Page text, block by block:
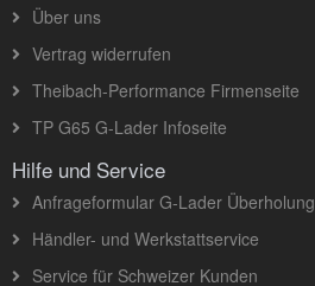
Über uns
Vertrag widerrufen
Theibach-Performance Firmenseite
TP G65 G-Lader Infoseite
Hilfe und Service
Anfrageformular G-Lader Überholung
Händler- und Werkstattservice
Service für Schweizer Kunden